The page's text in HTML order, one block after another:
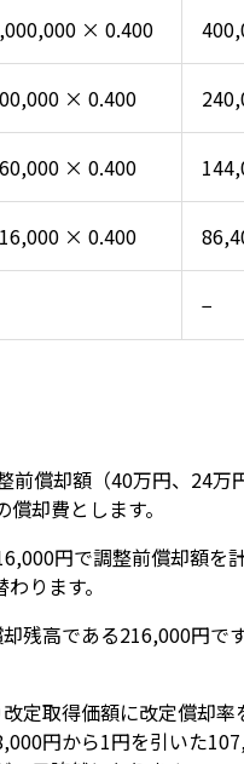
× 0.400
× 0.400
× 0.400
× 0.400
−
前償却額（40万円、24
却費とします。
円で調整前償却額
ります。
残高である216,000円
定取得価額に改定償却
円から1円を引いた